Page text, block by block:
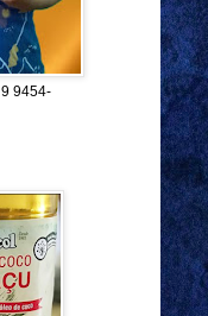
9454-